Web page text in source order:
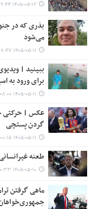
۱۴۰۵-۰۵-۱۲ ۰۹:۴۴
بذری که در
می‌شود
۱۴۰۵-۰۵-۱۱ ۰۸:۴۷
ببینید |
برای ورود به
۱۴۰۵-۰۵-۱۱ ۰۸:۰۰
عکس | حرکتی
گردن پستچی
۱۴۰۵-۰۵-۱۱ ۰۰:۱۵
طعنه
۱۴۰۵-۰۵-۱۰ ۱۰:۳۳
ماهی گرفتن